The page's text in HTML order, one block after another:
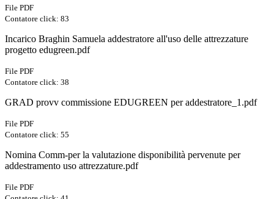
File PDF
Contatore click: 83
Incarico Braghin Samuela addestratore all'uso delle attrezzature
progetto edugreen.pdf
File PDF
Contatore click: 38
GRAD provv commissione EDUGREEN per addestratore_1.pdf
File PDF
Contatore click: 55
Nomina Comm-per la valutazione disponibilità pervenute per
addestramento uso attrezzature.pdf
File PDF